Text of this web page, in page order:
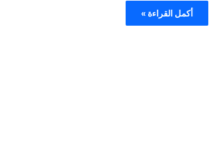
أكمل القراءة »